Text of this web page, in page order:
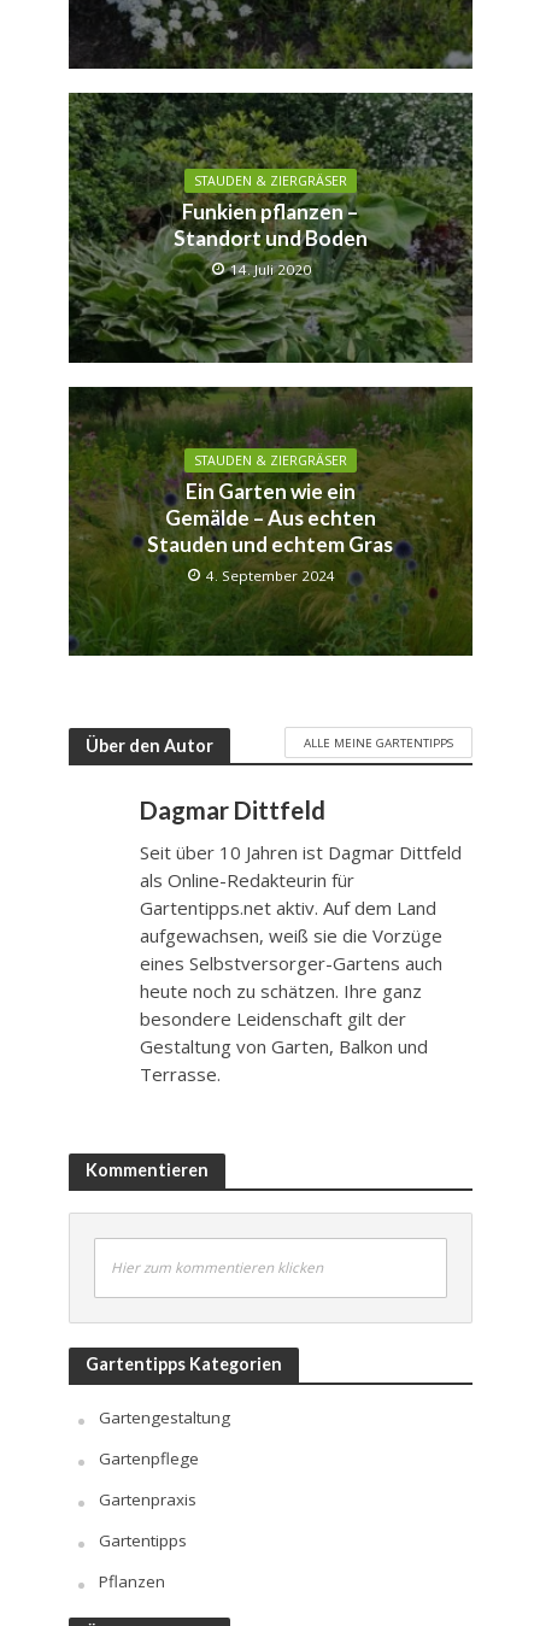
STAUDEN & ZIERGRÄSER
Funkien pflanzen –
Standort und Boden
14. Juli 2020
STAUDEN & ZIERGRÄSER
Ein Garten wie ein
Gemälde – Aus echten
Stauden und echtem Gras
4. September 2024
Über den Autor ALLE MEINE GARTENTIPPS
Dagmar Dittfeld
Seit über 10 Jahren ist Dagmar Dittfeld
als Online-Redakteurin für
Gartentipps.net aktiv. Auf dem Land
aufgewachsen, weiß sie die Vorzüge
eines Selbstversorger-Gartens auch
heute noch zu schätzen. Ihre ganz
besondere Leidenschaft gilt der
Gestaltung von Garten, Balkon und
Terrasse.
Kommentieren
Hier zum kommentieren klicken
Gartentipps Kategorien
Gartengestaltung
Gartenpflege
Gartenpraxis
Gartentipps
Pflanzen